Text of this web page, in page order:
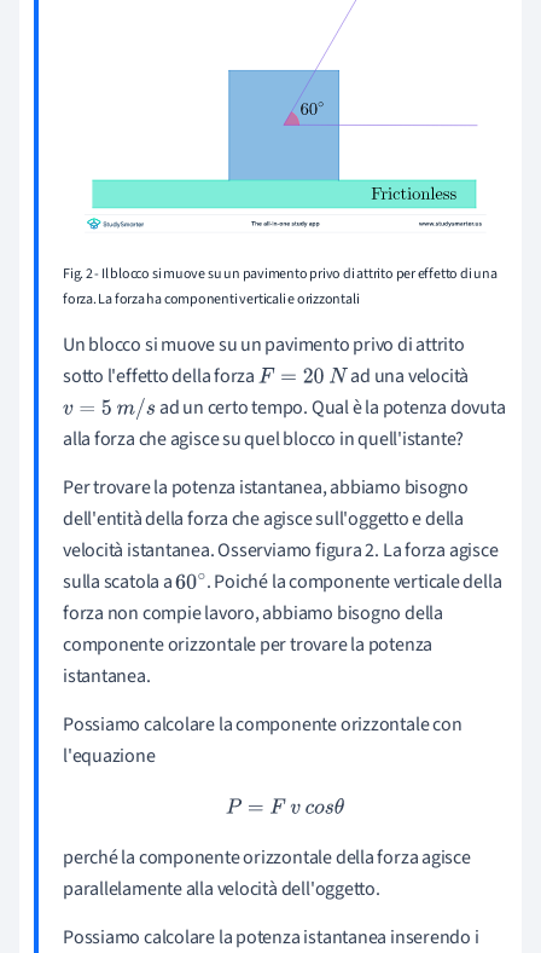
Fig. 2 - Il blocco si muove su un pavimento privo di attrito per effetto di una
forza. La forza ha componenti verticali e orizzontali
Un blocco si muove su un pavimento privo di attrito
sotto l'effetto della forzaF= 20N
ad una velocità
v=5m/ s
ad un certo tempo. Qual è la potenza dovuta
alla forza che agisce su quel blocco in quell'istante?
Per trovare la potenza istantanea, abbiamo bisogno
dell'entità della forza che agisce sull'oggetto e della
velocità istantanea. Osserviamo figura 2. La forza agisce
sulla scatola a60
∘
. Poiché la componente verticale della
forza non compie lavoro, abbiamo bisogno della
componente orizzontale per trovare la potenza
istantanea.
Possiamo calcolare la componente orizzontale con
l'equazione
P= Fvcosθ
perché la componente orizzontale della forza agisce
parallelamente alla velocità dell'oggetto.
Possiamo calcolare la potenza istantanea inserendo i